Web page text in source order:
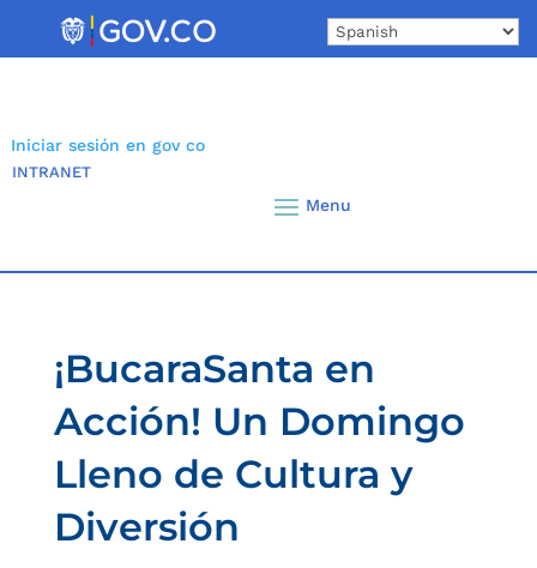
Iniciar sesión en gov co
INTRANET
¡BucaraSanta en
Acción! Un Domingo
Lleno de Cultura y
Diversión